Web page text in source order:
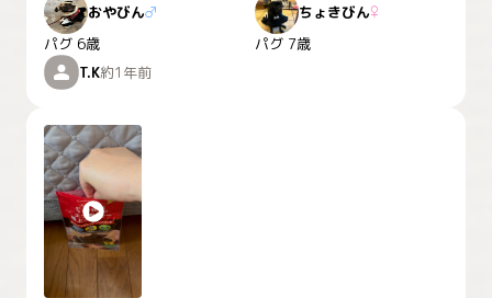
おやびん♂
パグ 6歳
ちょきびん♀
パグ 7歳
T.K約1年前